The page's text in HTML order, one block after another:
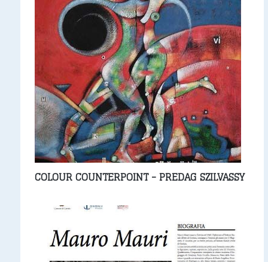
COLOUR COUNTERPOINT - PREDAG SZILVASSY